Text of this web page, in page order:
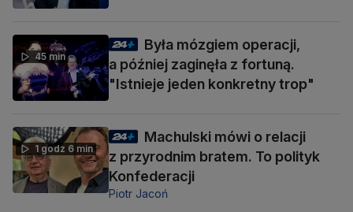
45 min
Była mózgiem operacji,
a później zaginęła z fortuną.
"Istnieje jeden konkretny trop"
1 godz 6 min
Machulski mówi o relacji
z przyrodnim bratem. To polityk
Konfederacji
Piotr Jacoń